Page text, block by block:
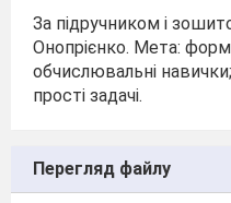
За підручником і
Онопрієнко. Мета:
обчислювальні
прості задачі.
Перегляд файлу